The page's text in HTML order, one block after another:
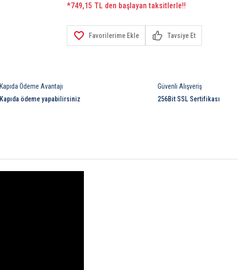
*749,15 TL den başlayan taksitlerle!!
Tavsiye Et
Kapıda Ödeme Avantajı
Kapıda ödeme yapabilirsiniz
Güvenli Alışveriş
256Bit SSL Sertifikası